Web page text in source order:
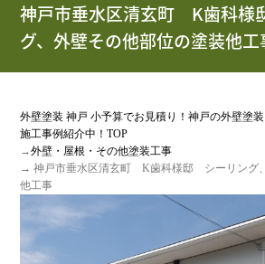
神戸市垂水区清玄町 K歯科
グ、外壁その他部位の塗装他工
外壁塗装 神戸 小予算でお見積り！神戸の外壁塗
施工事例紹介中！TOP
→外壁・屋根・その他塗装工事
→ 神戸市垂水区清玄町 K歯科様邸 シーリング
他工事